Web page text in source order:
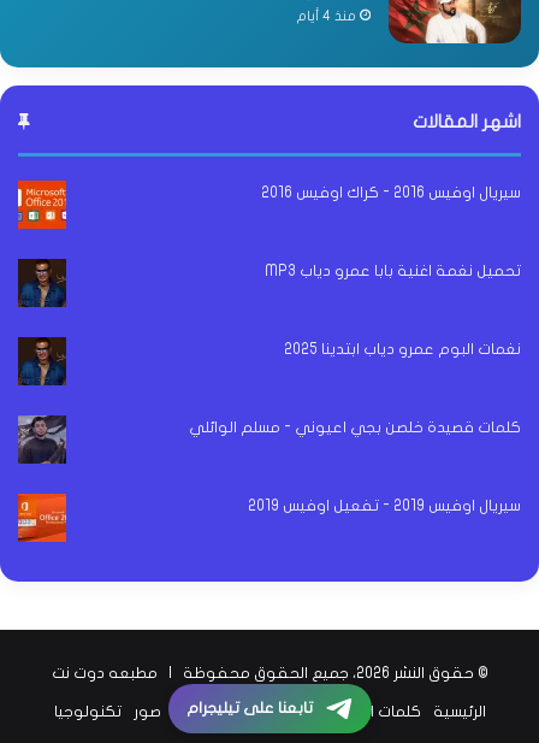
منذ 4 أيام
اشهر المقالات
سيريال اوفيس 2016 - كراك اوفيس 2016
تحميل نغمة اغنية بابا عمرو دياب MP3
نغمات البوم عمرو دياب ابتدينا 2025
كلمات قصيدة خلصن بجي اعيوني - مسلم الوائلي
سيريال اوفيس 2019 - تفعيل اوفيس 2019
© حقوق النشر 2026، جميع الحقوق محفوظة | مطبعه دوت نت
الرئيسية كلمات اغاني اخبار الفن اخبار الرياضة صور تكنولوجيا تابعنا على تيليجرام